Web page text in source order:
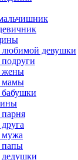
любимой девушки
жены
мамы
мужа
папы
дедушки